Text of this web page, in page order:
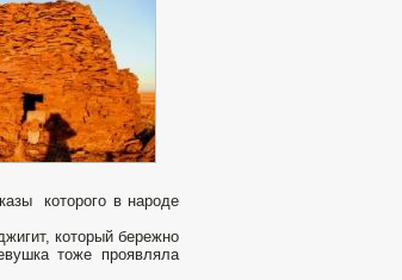
которого в народе
который бережно
тоже проявляла